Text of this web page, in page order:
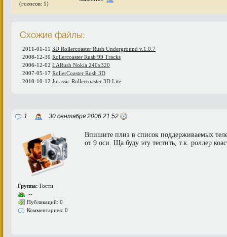
(голосов: 1)
Схожие файлы:
2011-01-11 3D Rollercoaster Rush Underground v.1.0.7
2008-12-30 Rollercoaster Rush 99 Tracks
2006-12-02 LARush Nokia 240x320
2007-05-17 RollerCoaster Rush 3D
2010-10-12 Jurassic Rollercoaster 3D Lite
1 30 сентября 2006 21:52
Группа: Гости
--
Публикаций: 0
Комментариев: 0
Впишите плиз в список поддерживаемых
от 9 оси. Ща буду эту тестить, т.к. роллер